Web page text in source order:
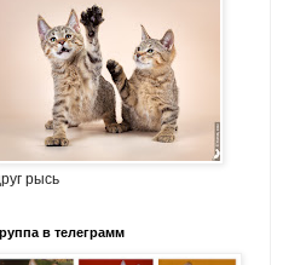
рысь
в телеграмм